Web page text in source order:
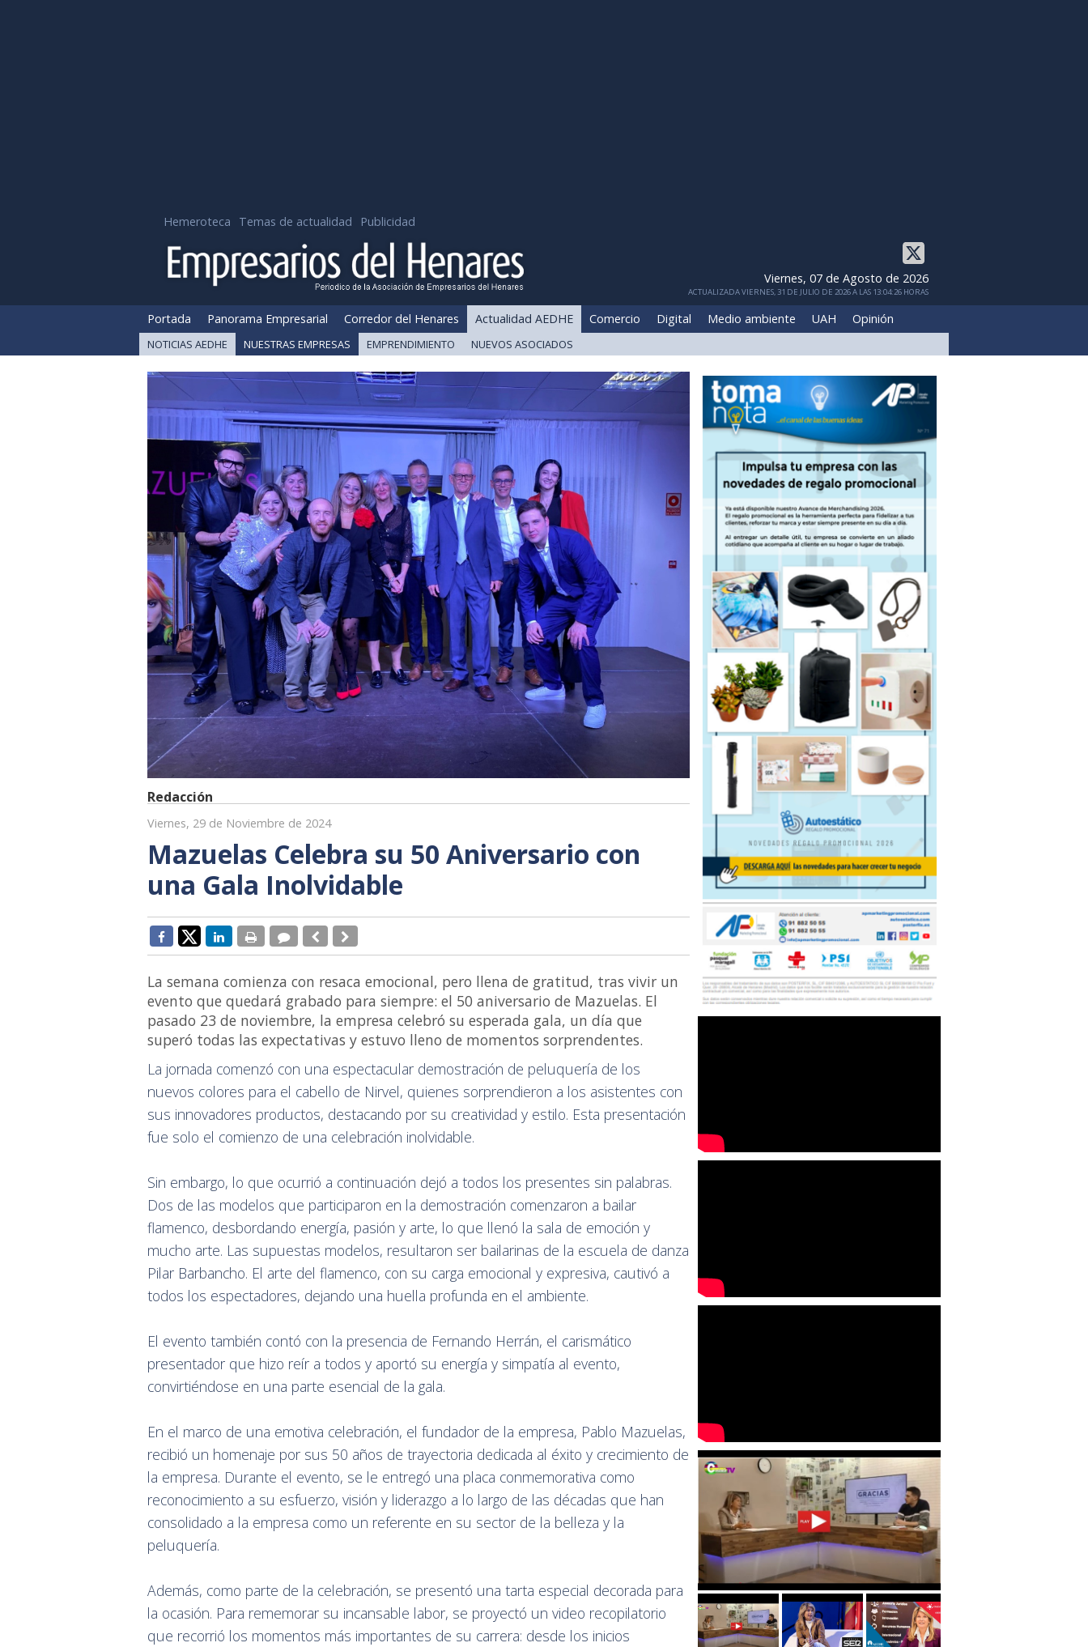
Hemeroteca Temas de actualidad Publicidad
Viernes, 07 de Agosto de 2026
ACTUALIZADA VIERNES, 31 DE JULIO DE 2026 A LAS 13:04:26 HORAS
Portada Panorama Empresarial Corredor del Henares Actualidad AEDHE Comercio Digital Medio ambiente UAH Opinión
NOTICIAS AEDHE NUESTRAS EMPRESAS EMPRENDIMIENTO NUEVOS ASOCIADOS
Redacción
Viernes, 29 de Noviembre de 2024
Mazuelas Celebra su 50 Aniversario con
una Gala Inolvidable
La semana comienza con resaca emocional, pero llena de gratitud, tras vivir un
evento que quedará grabado para siempre: el 50 aniversario de Mazuelas. El
pasado 23 de noviembre, la empresa celebró su esperada gala, un día que
superó todas las expectativas y estuvo lleno de momentos sorprendentes.
La jornada comenzó con una espectacular demostración de peluquería de los
nuevos colores para el cabello de Nirvel, quienes sorprendieron a los asistentes con
sus innovadores productos, destacando por su creatividad y estilo. Esta presentación
fue solo el comienzo de una celebración inolvidable.
Sin embargo, lo que ocurrió a continuación dejó a todos los presentes sin palabras.
Dos de las modelos que participaron en la demostración comenzaron a bailar
flamenco, desbordando energía, pasión y arte, lo que llenó la sala de emoción y
mucho arte. Las supuestas modelos, resultaron ser bailarinas de la escuela de danza
Pilar Barbancho. El arte del flamenco, con su carga emocional y expresiva, cautivó a
todos los espectadores, dejando una huella profunda en el ambiente.
El evento también contó con la presencia de Fernando Herrán, el carismático
presentador que hizo reír a todos y aportó su energía y simpatía al evento,
convirtiéndose en una parte esencial de la gala.
En el marco de una emotiva celebración, el fundador de la empresa, Pablo Mazuelas,
recibió un homenaje por sus 50 años de trayectoria dedicada al éxito y crecimiento de
la empresa. Durante el evento, se le entregó una placa conmemorativa como
reconocimiento a su esfuerzo, visión y liderazgo a lo largo de las décadas que han
consolidado a la empresa como un referente en su sector de la belleza y la
peluquería.
Además, como parte de la celebración, se presentó una tarta especial decorada para
la ocasión. Para rememorar su incansable labor, se proyectó un video recopilatorio
que recorrió los momentos más importantes de su carrera: desde los inicios